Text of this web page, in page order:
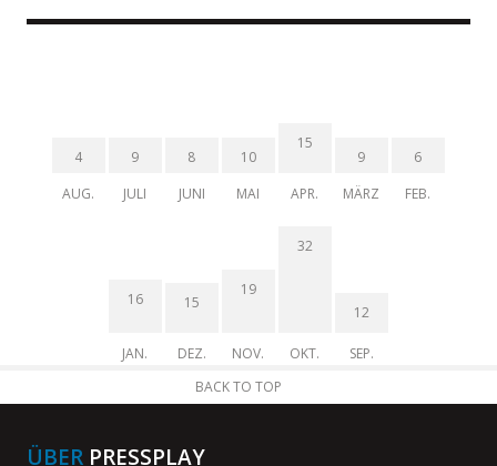
4
AUG.
9
JULI
8
JUNI
10
MAI
15
APR.
9
MÄRZ
6
FEB.
16
JAN.
15
DEZ.
19
NOV.
32
OKT.
12
SEP.
BACK TO TOP
ÜBER PRESSPLAY